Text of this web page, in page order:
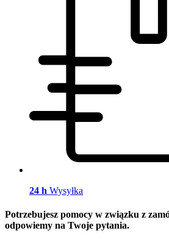
24 h Wysyłka
Potrzebujesz pomocy w związku z
odpowiemy na Twoje pytania.